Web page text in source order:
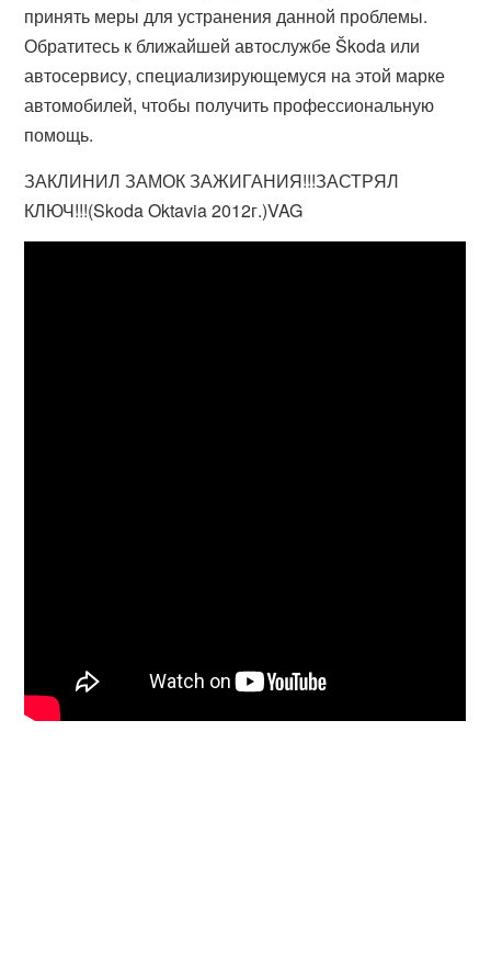
принять меры для устранения данной проблемы.
Обратитесь к ближайшей автослужбе Škoda или
автосервису, специализирующемуся на этой марке
автомобилей, чтобы получить профессиональную
помощь.
ЗАКЛИНИЛ ЗАМОК ЗАЖИГАНИЯ!!!ЗАСТРЯЛ
КЛЮЧ!!!(Skoda Oktavia 2012г.)VAG